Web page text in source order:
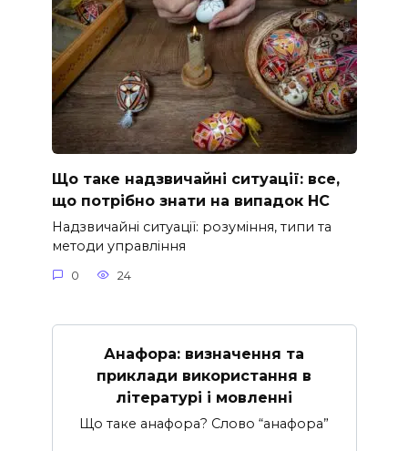
Що таке надзвичайні ситуації: все,
що потрібно знати на випадок НС
Надзвичайні ситуації: розуміння, типи та
методи управління
0 24
Анафора: визначення та
приклади використання в
літературі і мовленні
Що таке анафора? Слово “анафора”